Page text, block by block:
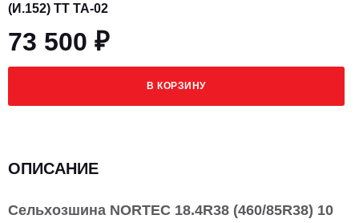
(И.152) ТТ ТА-02
73 500 ₽
В КОРЗИНУ
ОПИСАНИЕ
Сельхозшина NORTEC 18.4R38 (460/85R38) 10